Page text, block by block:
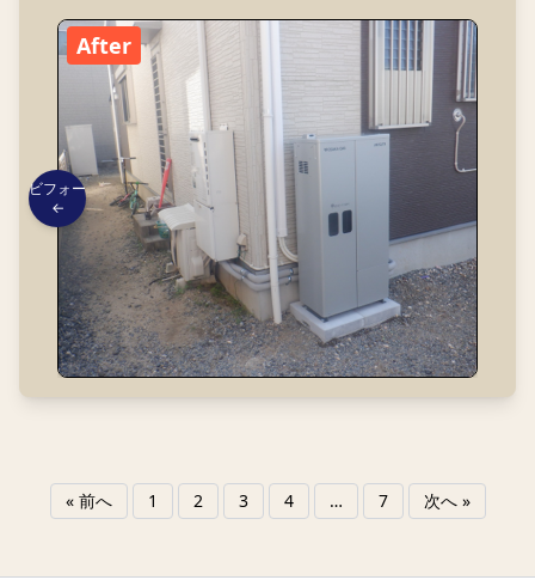
ビフォー
←
After
« 前へ 1 2 3 4 … 7 次へ »